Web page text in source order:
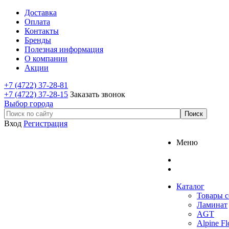
Доставка
Оплата
Контакты
Бренды
Полезная информация
О компании
Акции
+7 (4722) 37-28-81
+7 (4722) 37-28-15 Заказать звонок
Выбор города
Вход Регистрация
Меню
Каталог
Товары
Ламинат
AGT
Alpine